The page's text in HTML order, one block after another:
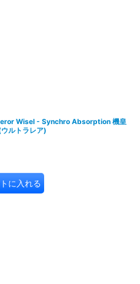
Wisel - Synchro Absorption 機皇
ルトラレア)
に入れる